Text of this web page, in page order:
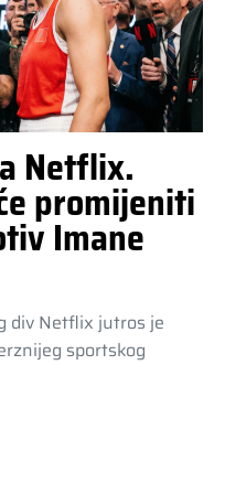
Netflix.
promijeniti
Imane
div Netflix jutros je
sportskog